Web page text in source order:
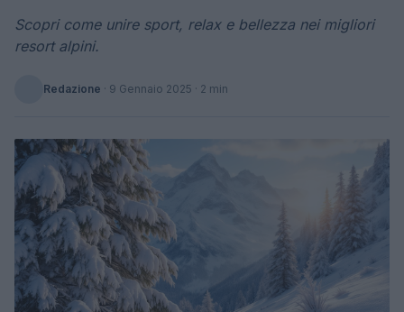
Scopri come unire sport, relax e bellezza nei migliori
resort alpini.
Redazione · 9 Gennaio 2025 · 2 min